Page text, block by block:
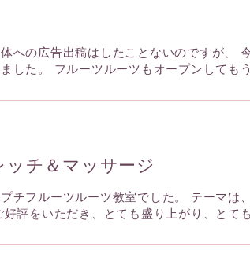
への広告出稿はしたことないのですが、
した。 フルーツルーツもオープンしても
チ＆マッサージ
チフルーツルーツ教室でした。 テーマは
評をいただき、とても盛り上がり、とて